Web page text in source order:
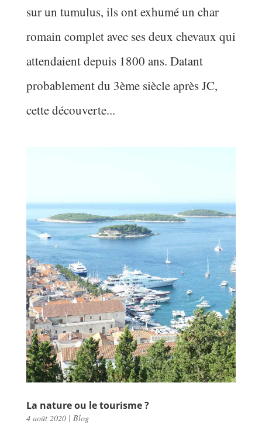
sur un tumulus, ils ont exhumé un char
romain complet avec ses deux chevaux qui
attendaient depuis 1800 ans. Datant
probablement du 3ème siècle après JC,
cette découverte...
La nature ou le tourisme ?
4 août 2020| Blog